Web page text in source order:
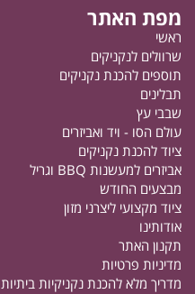
מפת האתר
ראשי
שרוולים לנקניקים
תוספים להכנת נקניקים
תבלינים
שבבי עץ
עולם הסו - ויד ואביזרים
ציוד להכנת נקניקים
אביזרים למעשנות BBQ וגריל
מבצעים החודש
ציוד מקצועי ליצרני מזון
אודותינו
תקנון האתר
מדיניות פרטיות
מדריך מלא להכנת נקניקיות ביתיות